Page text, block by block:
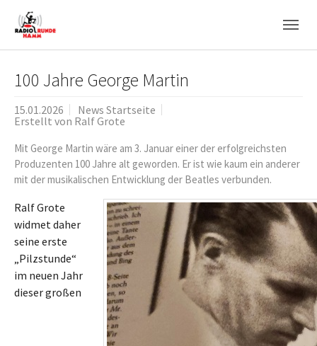
Skip to main navigation
Zum Hauptinhalt springen
Skip to page footer
100 Jahre George Martin
15.01.2026
News Startseite
Erstellt von Ralf Grote
Mit George Martin wäre am 3. Januar einer der erfolgreichsten
Produzenten 100 Jahre alt geworden. Er ist wie kaum ein anderer
mit der musikalischen Entwicklung der Beatles verbunden.
Ralf Grote
widmet daher
seine erste
„Pilzstunde“
im neuen Jahr
dieser großen